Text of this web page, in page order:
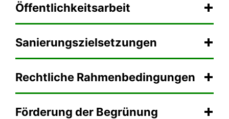
Öffentlichkeitsarbeit
Sanierungszielsetzungen
Rechtliche Rahmenbedingungen
Förderung der Begrünung